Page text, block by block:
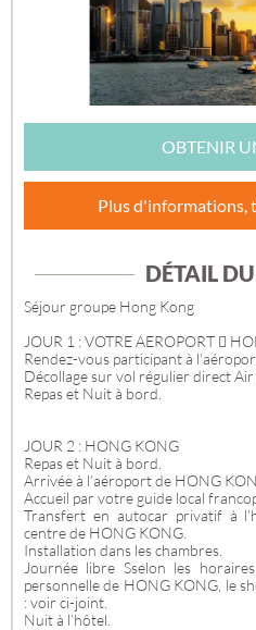
OBTENIR
Plus d'informations,
DÉTAIL
Séjour groupe Hong Kong
JOUR 1 : VOTRE AEROPORT 
Rendez-vous participant à
Décollage sur vol régulier direct Air
Repas et Nuit à bord.
JOUR 2 : HONG KONG
Repas et Nuit à bord.
Arrivée à l’aéroport de HONG
Accueil par votre guide local
Transfert en autocar privatif à
centre de HONG KONG.
Installation dans les chambres.
Journée libre Sselon les
personnelle de HONG KONG, le
: voir ci-joint.
Nuit à l’hôtel.